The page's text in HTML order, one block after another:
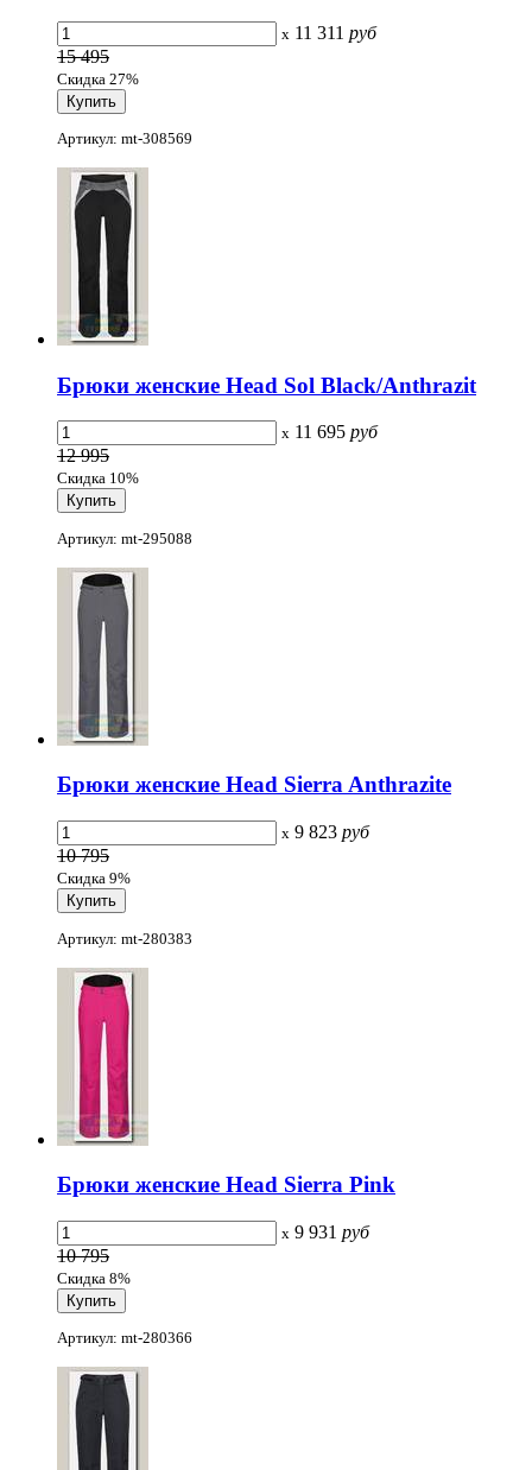
x 11 311 руб
15 495
Скидка 27%
Артикул: mt-308569
Брюки женские Head Sol Black/Anthrazit
x 11 695 руб
12 995
Скидка 10%
Артикул: mt-295088
Брюки женские Head Sierra Anthrazite
x 9 823 руб
10 795
Скидка 9%
Артикул: mt-280383
Брюки женские Head Sierra Pink
x 9 931 руб
10 795
Скидка 8%
Артикул: mt-280366